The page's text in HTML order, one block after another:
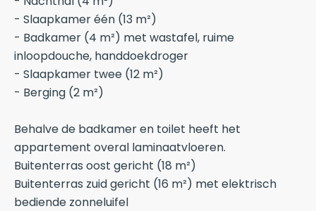
- Slaapkamer één (13 m²)
- Badkamer (4 m²) met wastafel, ruime
inloopdouche, handdoekdroger
- Slaapkamer twee (12 m²)
- Berging (2 m²)
Behalve de badkamer en toilet heeft het
appartement overal laminaatvloeren.
Buitenterras oost gericht (18 m²)
Buitenterras zuid gericht (16 m²) met elektrisch
bediende zonneluifel